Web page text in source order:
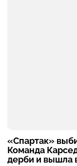
«Спартак»
Команда
дерби и вышла